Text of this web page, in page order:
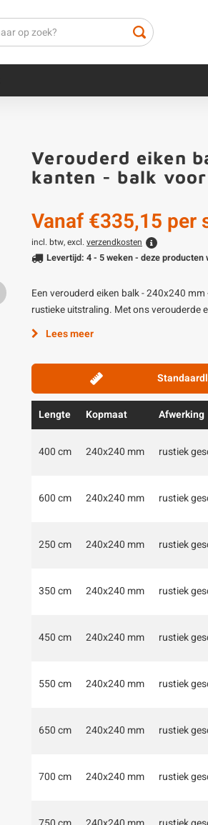
Blauwsteen sokkels
Verouderd eiken
kanten - balk
Vanaf€335,15 per
incl. btw, excl. verzendkosten
Levertijd: 4 - 5 weken - deze
Een verouderd eiken balk - 240x240
rustieke uitstraling. Met ons verouderde
Lees meer
Lengte Kopmaat Afwerking
400 cm 240x240 mm rustiek
600 cm 240x240 mm rustiek
250 cm 240x240 mm rustiek
350 cm 240x240 mm rustiek
450 cm 240x240 mm rustiek
550 cm 240x240 mm rustiek
650 cm 240x240 mm rustiek
700 cm 240x240 mm rustiek